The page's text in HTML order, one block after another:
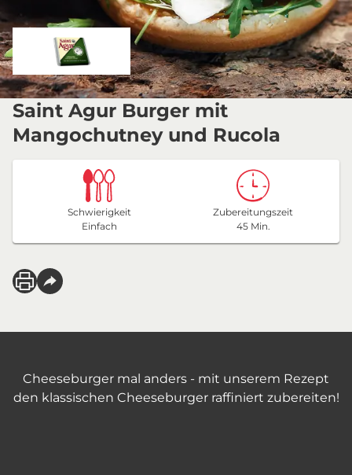
Saint Agur Burger mit
Mangochutney und Rucola
Schwierigkeit
Einfach
Zubereitungszeit
45 Min.
Cheeseburger mal anders - mit unserem Rezept
den klassischen Cheeseburger raffiniert zubereiten!